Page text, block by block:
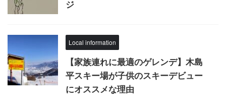
ジ
Local information
【家族連れに最適のゲレンデ】木島
平スキー場が子供のスキーデビュー
にオススメな理由